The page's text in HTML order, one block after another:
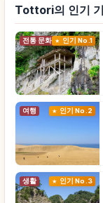
Tottori의 인기
전통 문화 인기 No.1
여행 인기 No.2
생활 인기 No.3